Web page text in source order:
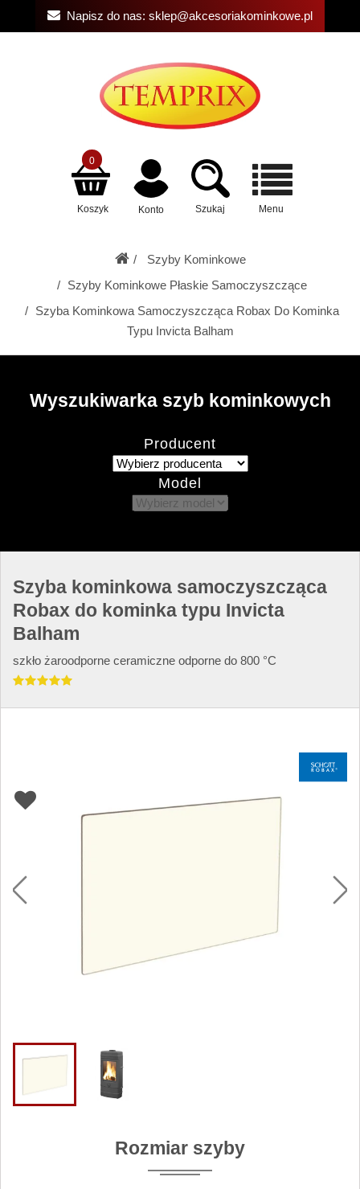
Napisz do nas: sklep@akcesoriakominkowe.pl
Koszyk
0
Konto Szukaj Menu
Szyby Kominkowe
Szyby Kominkowe Płaskie Samoczyszczące
Szyba Kominkowa Samoczyszcząca Robax Do Kominka
Typu Invicta Balham
Wyszukiwarka szyb kominkowych
Producent
Model
Szyba kominkowa samoczyszcząca
Robax do kominka typu Invicta
Balham
szkło żaroodporne ceramiczne odporne do 800 °C
Rozmiar szyby